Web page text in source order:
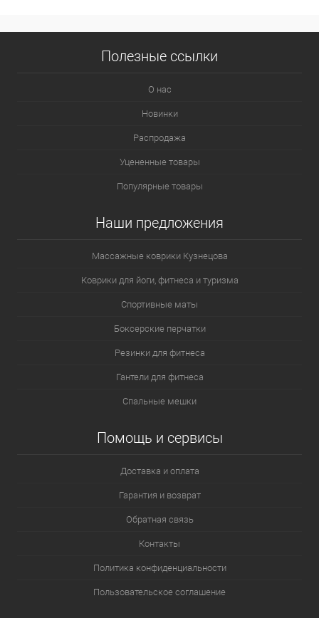
Полезные ссылки
О нас
Новинки
Распродажа
Уцененные товары
Популярные товары
Наши предложения
Массажные коврики Кузнецова
Коврики для йоги, фитнеса и туризма
Спортивные маты
Боксерские перчатки
Резинки для фитнеса
Гантели для фитнеса
Спальные мешки
Помощь и сервисы
Доставка и оплата
Гарантия и возврат
Обратная связь
Контакты
Политика конфиденциальности
Пользовательское соглашение